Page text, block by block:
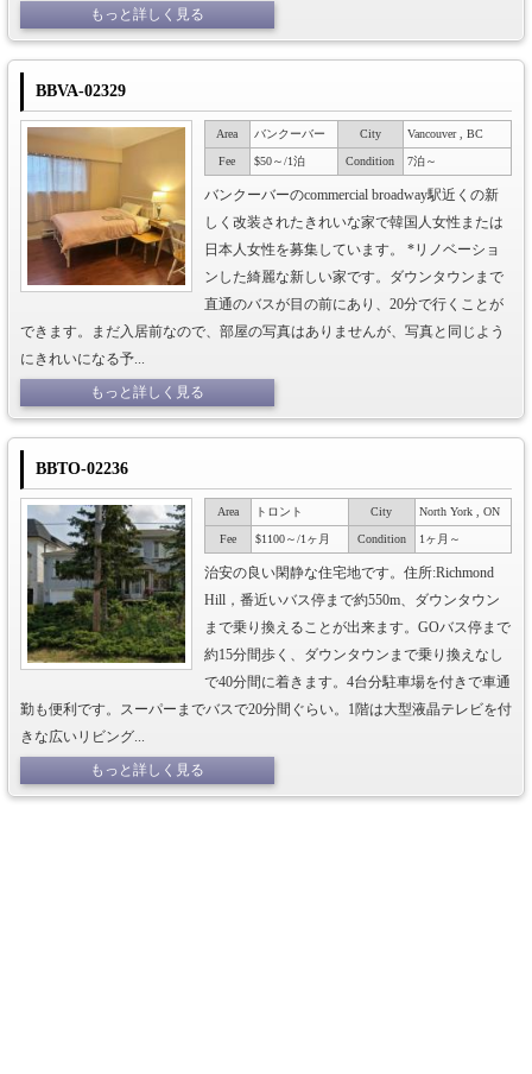
もっと詳しく見る
BBVA-02329
Area バンクーバー City Vancouver , BC
Fee $50～/1泊 Condition 7泊～
バンクーバーのcommercial broadway駅近くの新
しく改装されたきれいな家で韓国人女性または
日本人女性を募集しています。 *リノベーショ
ンした綺麗な新しい家です。ダウンタウンまで
直通のバスが目の前にあり、20分で行くことが
できます。まだ入居前なので、部屋の写真はありませんが、写真と同じよう
にきれいになる予...
もっと詳しく見る
BBTO-02236
Area トロント City North York , ON
Fee $1100～/1ヶ月 Condition 1ヶ月～
治安の良い閑静な住宅地です。住所:Richmond
Hill，番近いバス停まで約550m、ダウンタウン
まで乗り換えることが出来ます。GOバス停まで
約15分間歩く、ダウンタウンまで乗り換えなし
で40分間に着きます。4台分駐車場を付きで車通
勤も便利です。スーパーまでバスで20分間ぐらい。1階は大型液晶テレビを付
きな広いリビング...
もっと詳しく見る